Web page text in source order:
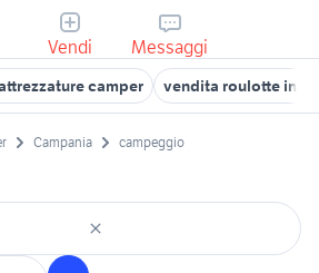
Vendi Messaggi
camper vendita roulotte in
Campania campeggio